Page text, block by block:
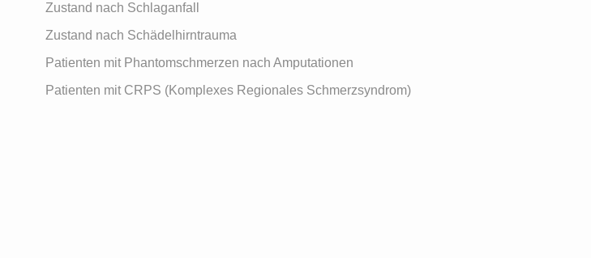
Zustand nach Schlaganfall
Zustand nach Schädelhirntrauma
Patienten mit Phantomschmerzen nach Amputationen
Patienten mit CRPS (Komplexes Regionales Schmerzsyndrom)